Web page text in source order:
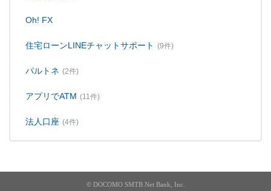
Oh! FX
住宅ローンLINEチャットサポート (9件)
パルトネ (2件)
アプリでATM (11件)
法人口座 (4件)
© DOCOMO SMTB Net Bank, Inc.